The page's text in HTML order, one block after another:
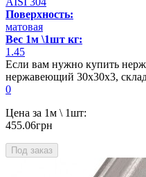
Поверхность:
матовая
Вес 1м \1шт кг:
1.45
Если вам нужно купить
нержавеющий 30х30х3,
0
Цена за 1м \ 1шт:
455.06грн
Под заказ